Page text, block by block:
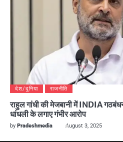
देश/दुनिया राजनीति
राहुल गांधी की मेजबानी में INDIA
धांधली के लगाए गंभीर आरोप
by Pradeshmedia August 3, 2025